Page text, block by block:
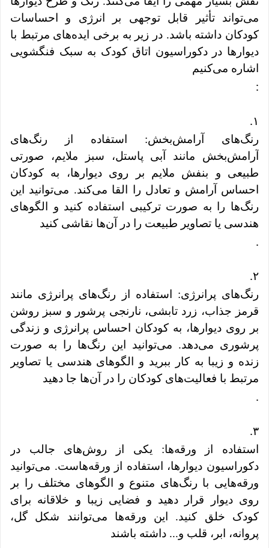
می‌تواند تأثیر قابل توجهی بر انرژی و احساسات
کودکان داشته باشد. در زیر به برخی ایده‌های مرتبط با
دیوارها در دکوراسیون اتاق کودک به سبک فنگشویی
اشاره می‌کنیم
:
۱.
رنگ‌های آرامش‌بخش: استفاده از رنگ‌های
آرامش‌بخش مانند آبی پاستل، سبز ملایم، صورتی
طبیعی و بنفش ملایم بر روی دیوارها، به کودکان
احساس آرامش و تعادل را القا می‌کند. می‌توانید این
رنگ‌ها را به صورت ترکیبی استفاده کنید و الگوهای
هندسی یا تصاویر طبیعت را در آن‌ها نقاشی کنید
.
۲.
رنگ‌های پرانرژی: استفاده از رنگ‌های پرانرژی مانند
قرمز جذاب، زرد تابشی، نارنجی پرشور و سبز روشن
بر روی دیوارها، به کودکان احساس پرانرژی و زندگی
پرشوری می‌دهد. می‌توانید این رنگ‌ها را به صورت
زنده و زیبا به کار ببرید و الگوهای هندسی یا تصاویر
مرتبط با فعالیت‌های کودکان را در آن‌ها جا دهید
.
۳.
استفاده از ورقه‌ها: یکی از روش‌های جالب در
دکوراسیون دیوارها، استفاده از ورقه‌هاست. می‌توانید
ورقه‌هایی با رنگ‌های متنوع و الگوهای مختلف را بر
روی دیوار قرار دهید و فضایی زیبا و خلاقانه برای
کودک خلق کنید. این ورقه‌ها می‌توانند شکل گل،
پروانه، ابر، قلب و... داشته باشند